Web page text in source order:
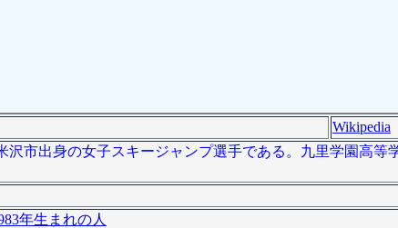
Wikipedia
沢市出身の女子スキージャンプ選手である。九里学園高等
年生まれの人